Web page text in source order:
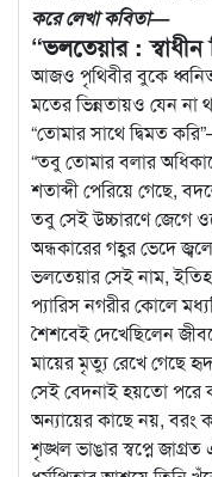
করে লেখা কবিতা—
“ভলতেয়ার : স্বাধীন
আজও পৃথিবীর বুকে
মতের ভিন্নতায়ও যেন না
“তোমার সাথে দ্বিমত
“তবু তোমার বলার
শতাব্দী পেরিয়ে গেছে,
তবু সেই উচ্চারণে জেগে
অন্ধকারের গহ্বর ভেদে
ভলতেয়ার সেই নাম,
প্যারিস নগরীর কোলে
শৈশবেই দেখেছিলেন
মায়ের মৃত্যু রেখে গেছে
সেই বেদনাই হয়তো
অন্যায়ের কাছে নয়, বরং
শৃঙ্খল ভাঙার স্বপ্নে